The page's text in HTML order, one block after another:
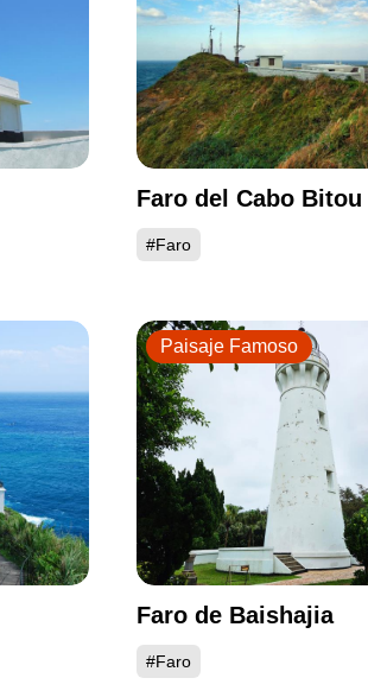
Faro del Cabo Bitou
#Faro
Faro de Baishajia
#Faro
Paisaje Famoso